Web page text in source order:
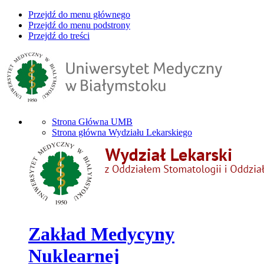
Przejdź do menu głównego
Przejdź do menu podstrony
Przejdź do treści
Strona Główna UMB
Strona główna Wydziału Lekarskiego
Zakład Medycyny
Nuklearnej